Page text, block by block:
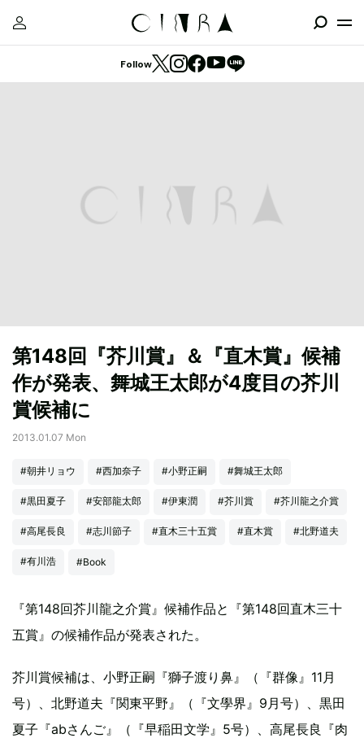
Follow
第148回『芥川賞』＆『直木賞』候補
作が発表、舞城王太郎が4度目の芥川
賞候補に
2013.01.07 Mon
#朝井リョウ #西加奈子 #小野正嗣 #舞城王太郎
#黒田夏子 #安部龍太郎 #伊東潤 #芥川賞 #芥川龍之介賞
#高尾長良 #志川節子 #直木三十五賞 #直木賞 #北野道夫
#有川浩 #Book
『第148回芥川龍之介賞』候補作品と『第148回直木三十
五賞』の候補作品が発表された。
芥川賞候補は、小野正嗣『獅子渡り鼻』（『群像』11月
号）、北野道夫『関東平野』（『文學界』9月号）、黒田
夏子『abさんご』（『早稲田文学』5号）、高尾長良『肉